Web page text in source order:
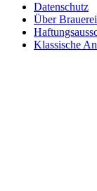
Datenschutz
Über
Klassische